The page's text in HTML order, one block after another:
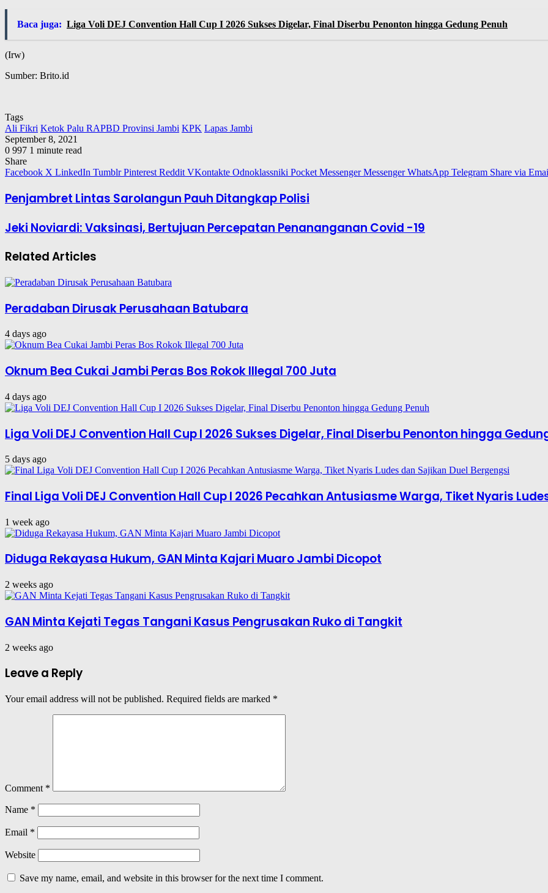
Baca juga: Liga Voli DEJ Convention Hall Cup I 2026 Sukses Digelar, Final Diserbu Penonton hingga Gedung Penuh
(Irw)
Sumber: Brito.id
Tags
Ali Fikri Ketok Palu RAPBD Provinsi Jambi KPK Lapas Jambi
September 8, 2021
0 997 1 minute read
Share
Facebook X LinkedIn Tumblr Pinterest Reddit VKontakte Odnoklassniki Pocket Messenger Messenger WhatsApp Telegram Share via
Penjambret Lintas Sarolangun Pauh Ditangkap Polisi
Jeki Noviardi: Vaksinasi, Bertujuan Percepatan Penananganan Covid -19
Related Articles
Peradaban Dirusak Perusahaan Batubara
4 days ago
Oknum Bea Cukai Jambi Peras Bos Rokok Illegal 700 Juta
4 days ago
Liga Voli DEJ Convention Hall Cup I 2026 Sukses Digelar, Final Diserbu Penonton hingga
5 days ago
Final Liga Voli DEJ Convention Hall Cup I 2026 Pecahkan Antusiasme Warga, Tiket Nyaris
1 week ago
Diduga Rekayasa Hukum, GAN Minta Kajari Muaro Jambi Dicopot
2 weeks ago
GAN Minta Kejati Tegas Tangani Kasus Pengrusakan Ruko di Tangkit
2 weeks ago
Leave a Reply
Your email address will not be published. Required fields are marked *
Comment *
Name *
Email *
Website
Save my name, email, and website in this browser for the next time I comment.